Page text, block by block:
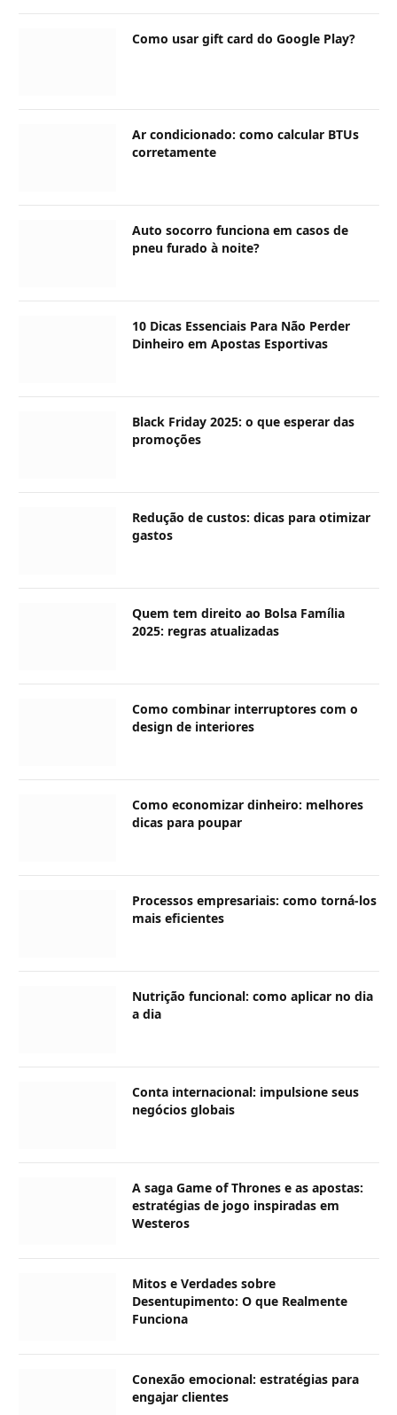
Como usar gift card do Google Play?
Ar condicionado: como calcular BTUs
corretamente
Auto socorro funciona em casos de
pneu furado à noite?
10 Dicas Essenciais Para Não Perder
Dinheiro em Apostas Esportivas
Black Friday 2025: o que esperar das
promoções
Redução de custos: dicas para otimizar
gastos
Quem tem direito ao Bolsa Família
2025: regras atualizadas
Como combinar interruptores com o
design de interiores
Como economizar dinheiro: melhores
dicas para poupar
Processos empresariais: como torná-los
mais eficientes
Nutrição funcional: como aplicar no dia
a dia
Conta internacional: impulsione seus
negócios globais
A saga Game of Thrones e as apostas:
estratégias de jogo inspiradas em
Westeros
Mitos e Verdades sobre
Desentupimento: O que Realmente
Funciona
Conexão emocional: estratégias para
engajar clientes